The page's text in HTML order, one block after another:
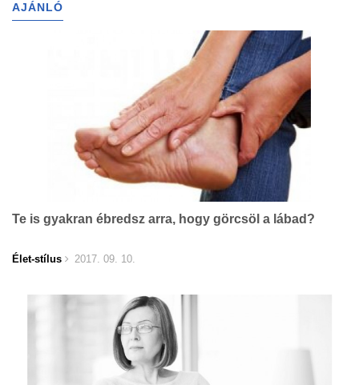
AJÁNLÓ
Te is gyakran ébredsz arra, hogy görcsöl a lábad?
Élet-stílus 2017. 09. 10.